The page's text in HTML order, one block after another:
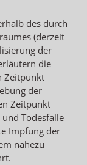
des durch
(derzeit
der
die
Zeitpunkt
der
Zeitpunkt
Todesfälle
Impfung der
nahezu